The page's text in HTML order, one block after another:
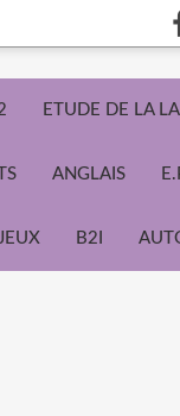
ETUDE DE LA
ANGLAIS
B2I